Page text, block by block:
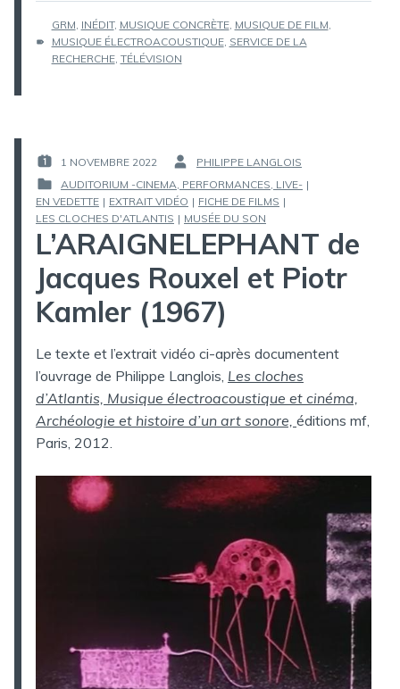
ÉTIQUETTES :
GRM, INÉDIT, MUSIQUE CONCRÈTE, MUSIQUE DE FILM,
MUSIQUE ÉLECTROACOUSTIQUE, SERVICE DE LA
RECHERCHE, TÉLÉVISION
PUBLIÉ
1 NOVEMBRE 2022
PAR :
PHILIPPE LANGLOIS
PUBLIÉ
DANS
AUDITORIUM -CINEMA, PERFORMANCES, LIVE- |
EN VEDETTE | EXTRAIT VIDÉO | FICHE DE FILMS |
LES CLOCHES D'ATLANTIS | MUSÉE DU SON
L’ARAIGNELEPHANT de
Jacques Rouxel et Piotr
Kamler (1967)
Le texte et l’extrait vidéo ci-après documentent
l’ouvrage de Philippe Langlois, Les cloches
d’Atlantis, Musique électroacoustique et cinéma,
Archéologie et histoire d’un art sonore, éditions mf,
Paris, 2012.